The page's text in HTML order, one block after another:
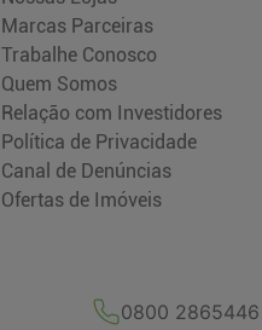
Marcas Parceiras
Trabalhe Conosco
Quem Somos
Relação com Investidores
Política de Privacidade
Canal de Denúncias
Ofertas de Imóveis
0800 2865446